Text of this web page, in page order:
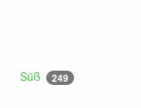
Süß 249